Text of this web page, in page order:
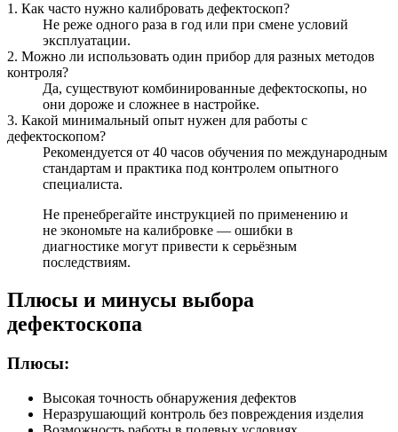
1. Как часто нужно калибровать дефектоскоп?
Не реже одного раза в год или при смене условий
эксплуатации.
2. Можно ли использовать один прибор для разных методов
контроля?
Да, существуют комбинированные дефектоскопы, но
они дороже и сложнее в настройке.
3. Какой минимальный опыт нужен для работы с
дефектоскопом?
Рекомендуется от 40 часов обучения по международным
стандартам и практика под контролем опытного
специалиста.
Не пренебрегайте инструкцией по применению и
не экономьте на калибровке — ошибки в
диагностике могут привести к серьёзным
последствиям.
Плюсы и минусы выбора
дефектоскопа
Плюсы:
Высокая точность обнаружения дефектов
Неразрушающий контроль без повреждения изделия